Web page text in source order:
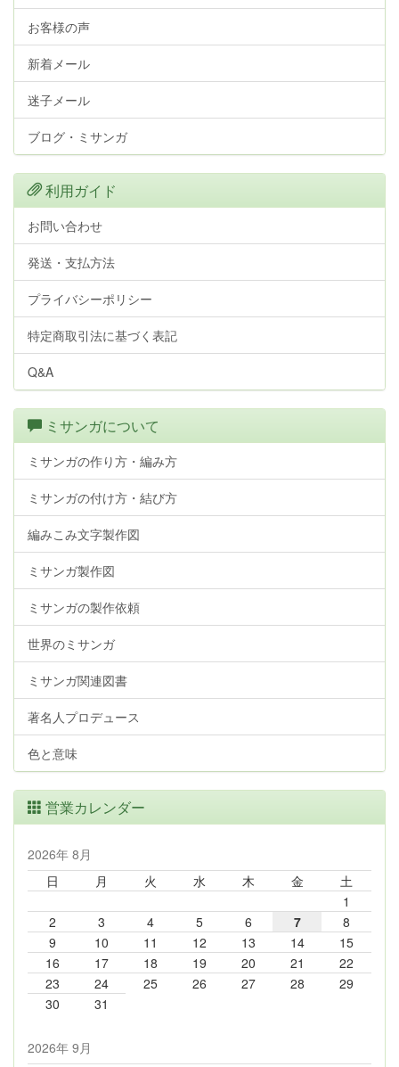
お客様の声
新着メール
迷子メール
ブログ・ミサンガ
利用ガイド
お問い合わせ
発送・支払方法
プライバシーポリシー
特定商取引法に基づく表記
Q&A
ミサンガについて
ミサンガの作り方・編み方
ミサンガの付け方・結び方
編みこみ文字製作図
ミサンガ製作図
ミサンガの製作依頼
世界のミサンガ
ミサンガ関連図書
著名人プロデュース
色と意味
営業カレンダー
2026年 8月
日
月 火 水 木 金
土
1
2
3 4 5 6 7
8
9
10 11 12 13 14
15
16
17 18 19 20 21
22
23
24 25 26 27 28
29
30
31
2026年 9月